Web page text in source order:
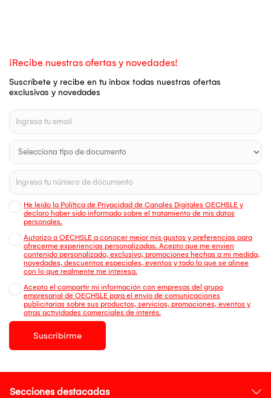
¡Recibe nuestras ofertas y novedades!
Suscríbete y recibe en tu inbox todas nuestras ofertas
exclusivas y novedades
He leído la Política de Privacidad de Canales Digitales OECHSLE y
declaro haber sido informado sobre el tratamiento de mis datos
personales.
Autorizo a OECHSLE a conocer mejor mis gustos y preferencias para
ofrecerme experiencias personalizadas. Acepto que me envien
contenido personalizado, exclusivo, promociones hechas a mi medida,
novedades, descuentos especiales, eventos y todo lo que se alinee
con lo que realmente me interesa.
Acepto el compartir mi información con empresas del grupo
empresarial de OECHSLE para el envío de comunicaciones
publicitarias sobre sus productos, servicios, promociones, eventos y
otras actividades comerciales de interés.
Suscribirme
Secciones destacadas